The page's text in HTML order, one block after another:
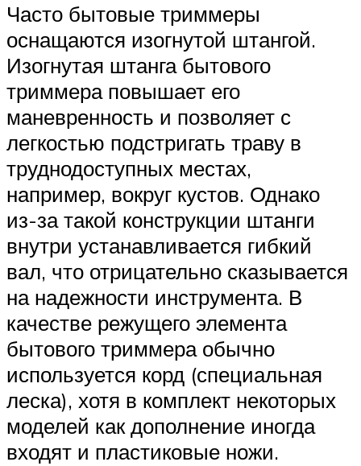
Часто бытовые триммеры
оснащаются изогнутой штангой.
Изогнутая штанга бытового
триммера повышает его
маневренность и позволяет с
легкостью подстригать траву в
труднодоступных местах,
например, вокруг кустов. Однако
из-за такой конструкции штанги
внутри устанавливается гибкий
вал, что отрицательно сказывается
на надежности инструмента. В
качестве режущего элемента
бытового триммера обычно
используется корд (специальная
леска), хотя в комплект некоторых
моделей как дополнение иногда
входят и пластиковые ножи.